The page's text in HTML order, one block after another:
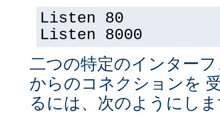
Listen 80
Listen 8000
二つの特定のインター
からのコネクションを
るには、次のようにし